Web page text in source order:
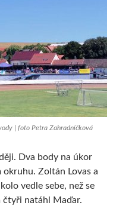
| foto Petra Zahradníčková
Dva body na úkor
okruhu. Zoltán Lovas a
vedle sebe, než se
čtyři natáhl Maďar.